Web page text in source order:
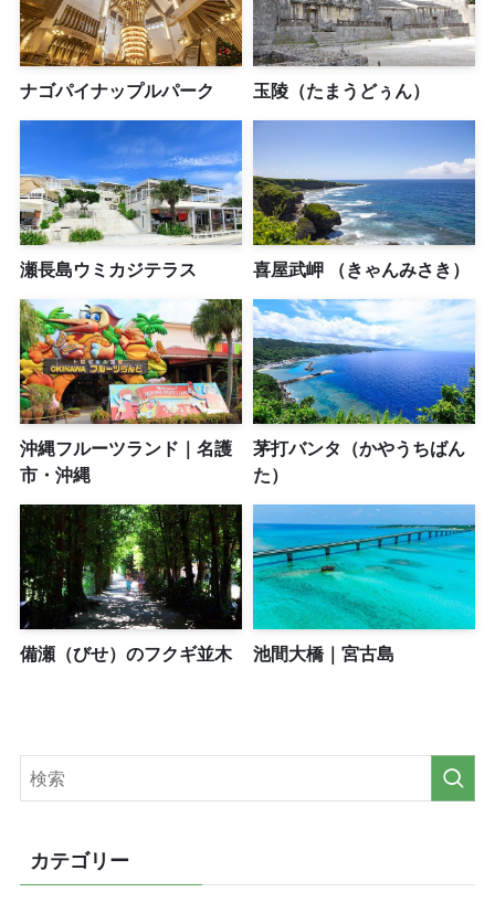
ナゴパイナップルパーク 玉陵（たまうどぅん）
瀬長島ウミカジテラス 喜屋武岬 （きゃんみさき）
沖縄フルーツランド｜名護
市・沖縄
茅打バンタ（かやうちばん
た）
備瀬（びせ）のフクギ並木 池間大橋｜宮古島
カテゴリー